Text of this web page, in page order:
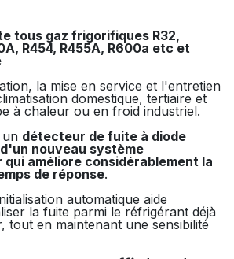
tous gaz frigorifiques R32,
R454, R455A, R600a etc et
la mise en service et l'entretien
domestique, tertiaire et
à chaleur ou en froid industriel.
un détecteur de fuite à diode
nouveau système
améliore considérablement la
de réponse.
automatique aide
la fuite parmi le réfrigérant déjà
tout en maintenant une sensibilité